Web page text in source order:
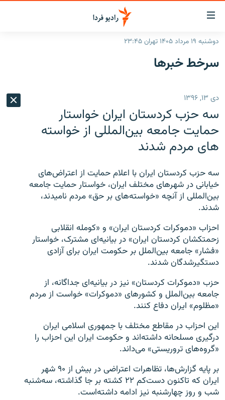
لینک‌های
قابلیت
دسترسی
بازگشت
اصلی
رفتن
صفحه
جستجو
ایران
انتخاب کنید و بشنوید
برنامه‌های رادیویی
بشنوید
پادکست
چندرسانه‌ای
گزارش‌های ویدئویی
English
زبان‌های دیگر
دوشنبه ۱۹ مرداد ۱۴۰۵ تهران ۲۳:۴۵
سرخط‌ خبرها
دی ۱۳, ۱۳۹۶
سه حزب کردستان ایران خواستار
حمایت جامعه بین‌المللی از خواسته
های مردم شدند
سه حزب کردستان ایران با اعلام حمایت از اعتراض‌های
خیابانی در شهرهای مختلف ایران، خواستار حمایت جامعه
بین‌المللی از آنچه «خواسته‌های بر حق» مردم نامیدند،
شدند.
احزاب «دموکرات کردستان ایران» و «کومله انقلابی
زحمتکشان کردستان ایران» در بیانیه‌ای مشترک، خواستار
«فشار» جامعه بین‌الملل بر حکومت ایران برای آزادی
دستگیرشدگان شدند.
حزب «دموکرات کردستان» نیز در بیانیه‌ای جداگانه، از
جامعه بین‌الملل و کشورهای «دموکرات» خواست از مردم
«مظلوم» ایران دفاع کنند.
این احزاب در مقاطع مختلف با جمهوری اسلامی ایران
درگیری مسلحانه داشته‌اند و حکومت ایران این احزاب را
«گروه‌های تروریستی» می‌داند.
بر پایه گزارش‌ها، تظاهرات اعتراضی در بیش از ۹۰ شهر
ایران که تاکنون دست‌کم ۲۲ کشته بر جا گذاشته، سه‌شنبه
شب و روز چهارشنبه نیز ادامه داشته‌است.